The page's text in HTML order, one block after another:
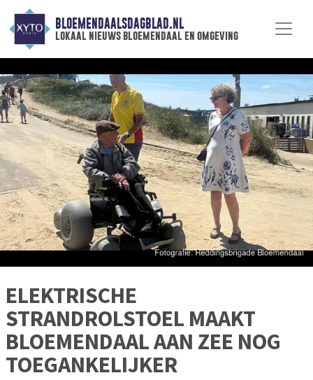
BLOEMENDAALSDAGBLAD.NL
lokaal nieuws bloemendaal en omgeving
ELEKTRISCHE
STRANDROLSTOEL MAAKT
BLOEMENDAAL AAN ZEE NOG
TOEGANKELIJKER